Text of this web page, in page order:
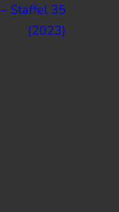
– Staffel 35
(2023)